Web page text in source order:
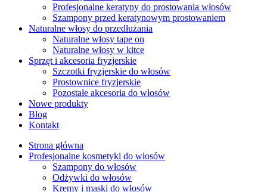
Profesjonalne keratyny do prostowania włosów
Szampony przed keratynowym prostowaniem
Naturalne włosy do przedłużania
Naturalne włosy tape on
Naturalne włosy w kitce
Sprzęt i akcesoria fryzjerskie
Szczotki fryzjerskie do włosów
Prostownice fryzjerskie
Pozostałe akcesoria do włosów
Nowe produkty
Blog
Kontakt
Strona główna
Profesjonalne kosmetyki do włosów
Szampony do włosów
Odżywki do włosów
Kremy i maski do włosów